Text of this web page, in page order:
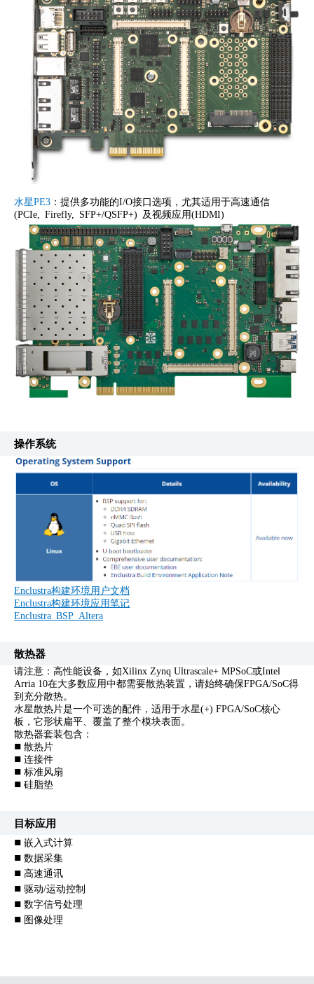
水星PE3 ：提供多功能的I/O接口选项，尤其适用于高速通信
(PCIe, Firefly, SFP+/QSFP+) 及视频应用(HDMI)
操作系统
Enclustra构建环境用户文档
Enclustra构建环境应用笔记
Enclustra BSP Altera
散热器
请注意：高性能设备，如Xilinx Zynq Ultrascale+ MPSoC或Intel
Arria 10在大多数应用中都需要散热装置，请始终确保FPGA/SoC得
到充分散热。
水星散热片是一个可选的配件，适用于水星(+) FPGA/SoC核心
板，它形状扁平、覆盖了整个模块表面。
散热器套装包含：
n 散热片
n 连接件
n 标准风扇
n 硅脂垫
目标应用
n 嵌入式计算
n 数据采集
n 高速通讯
n 驱动/运动控制
n 数字信号处理
n 图像处理